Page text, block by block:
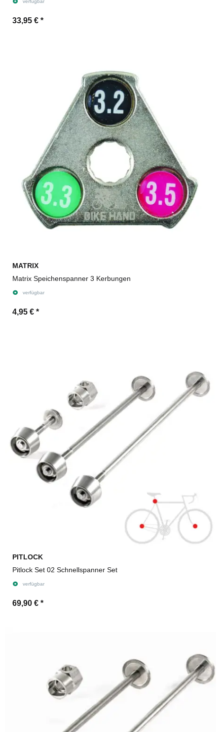
33,95 € *
MATRIX
Matrix Speichenspanner 3 Kerbungen
verfügbar
4,95 € *
PITLOCK
Pitlock Set 02 Schnellspanner Set
verfügbar
69,90 € *